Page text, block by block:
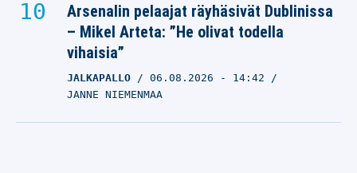
Arsenalin pelaajat räyhäsivät Dublinissa
– Mikel Arteta: ”He olivat todella
vihaisia”
JALKAPALLO 06.08.2026 - 14:42
JANNE NIEMENMAA